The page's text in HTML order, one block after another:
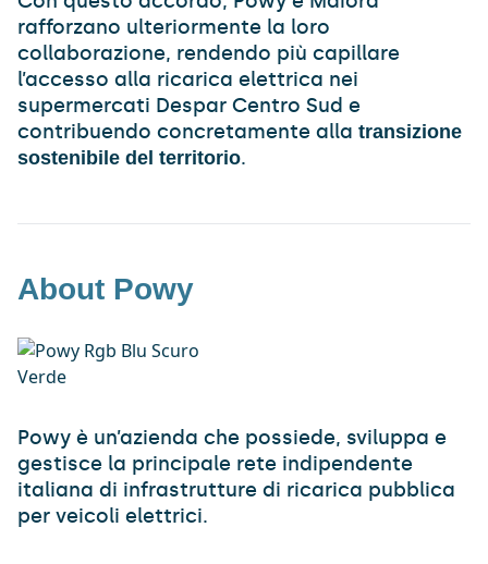
rafforzano ulteriormente la loro
collaborazione, rendendo più capillare
l’accesso alla ricarica elettrica nei
supermercati Despar Centro Sud e
contribuendo concretamente alla transizione
sostenibile del territorio.
About Powy
Powy è un’azienda che possiede, sviluppa e
gestisce la principale rete indipendente
italiana di infrastrutture di ricarica pubblica
per veicoli elettrici.